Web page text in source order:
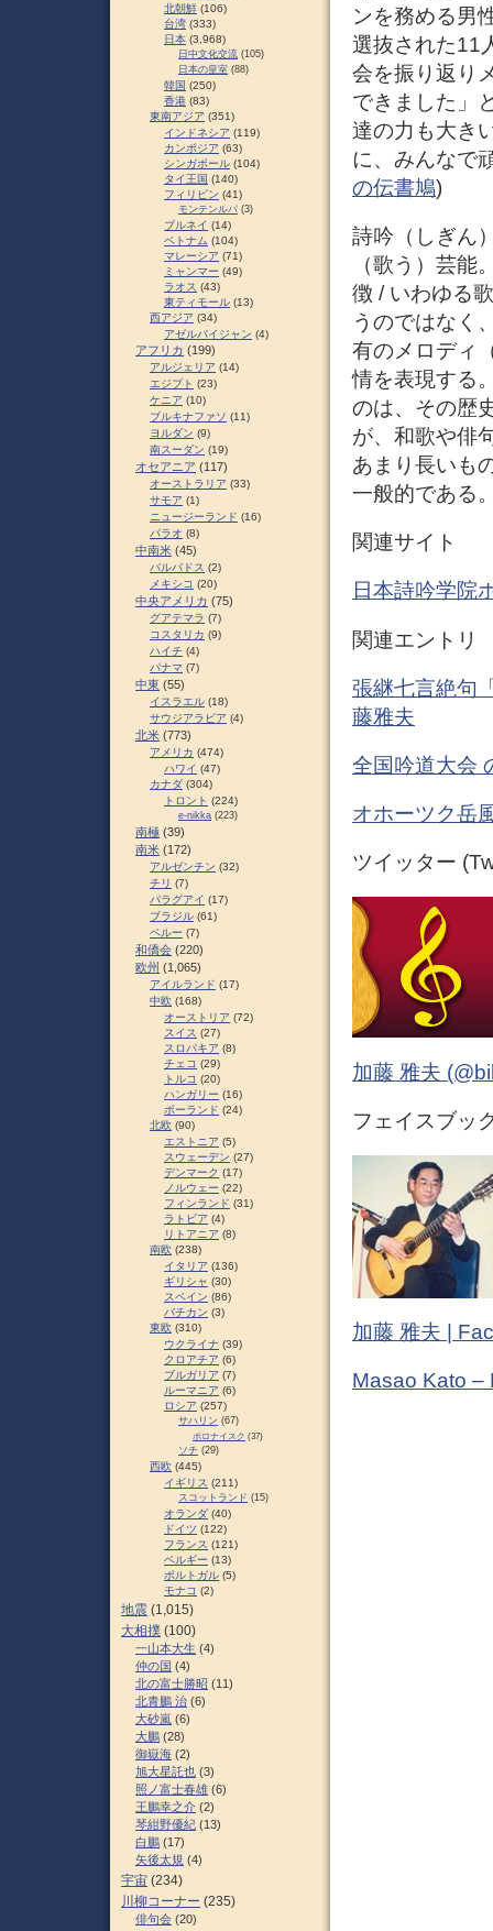
ンを務める男
選抜された11
会を振り返り
できました」
達の力も大き
に、みんなで
の伝書鳩)
詩吟（しぎん
（歌う）芸
徴 / いわゆる
うのではなく
有のメロディ
情を表現する
のは、その歴
が、和歌や俳
あまり長いも
一般的である
関連サイト
日本詩吟学院
関連エントリ
張継七言絶句
藤雅夫
全国吟道大会
オホーツク岳
ツイッター
加藤 雅夫
フェイスブッ
加藤 雅夫 |
Masao Kato –
北朝鮮 (106)
台湾 (333)
日本 (3,968)
日中文化交流 (105)
日本の皇室 (88)
韓国 (250)
香港 (83)
東南アジア (351)
インドネシア (119)
カンボジア (63)
シンガポール (104)
タイ王国 (140)
フィリピン (41)
モンテンルパ (3)
ブルネイ (14)
ベトナム (104)
マレーシア (71)
ミャンマー (49)
ラオス (43)
東ティモール (13)
西アジア (34)
アゼルバイジャン (4)
アフリカ (199)
アルジェリア (14)
エジプト (23)
ケニア (10)
ブルキナファソ (11)
ヨルダン (9)
南スーダン (19)
オセアニア (117)
オーストラリア (33)
サモア (1)
ニュージーランド (16)
パラオ (8)
中南米 (45)
バルバドス (2)
メキシコ (20)
中央アメリカ (75)
グアテマラ (7)
コスタリカ (9)
ハイチ (4)
パナマ (7)
中東 (55)
イスラエル (18)
サウジアラビア (4)
北米 (773)
アメリカ (474)
ハワイ (47)
カナダ (304)
トロント (224)
e-nikka (223)
南極 (39)
南米 (172)
アルゼンチン (32)
チリ (7)
パラグアイ (17)
ブラジル (61)
ペルー (7)
和僑会 (220)
欧州 (1,065)
アイルランド (17)
中欧 (168)
オーストリア (72)
スイス (27)
スロパキア (8)
チェコ (29)
トルコ (20)
ハンガリー (16)
ポーランド (24)
北欧 (90)
エストニア (5)
スウェーデン (27)
デンマーク (17)
ノルウェー (22)
フィンランド (31)
ラトビア (4)
リトアニア (8)
南欧 (238)
イタリア (136)
ギリシャ (30)
スペイン (86)
バチカン (3)
東欧 (310)
ウクライナ (39)
クロアチア (6)
ブルガリア (7)
ルーマニア (6)
ロシア (257)
サハリン (67)
ポロナイスク (37)
ソチ (29)
西欧 (445)
イギリス (211)
スコットランド (15)
オランダ (40)
ドイツ (122)
フランス (121)
ベルギー (13)
ポルトガル (5)
モナコ (2)
地震 (1,015)
大相撲 (100)
一山本大生 (4)
仲の国 (4)
北の富士勝昭 (11)
北青鵬 治 (6)
大砂嵐 (6)
大鵬 (28)
御嶽海 (2)
旭大星託也 (3)
照ノ富士春雄 (6)
王鵬幸之介 (2)
琴紺野優紀 (13)
白鵬 (17)
矢後太規 (4)
宇宙 (234)
川柳コーナー (235)
俳句会 (20)